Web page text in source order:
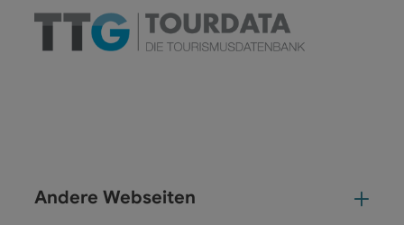
Andere Webseiten